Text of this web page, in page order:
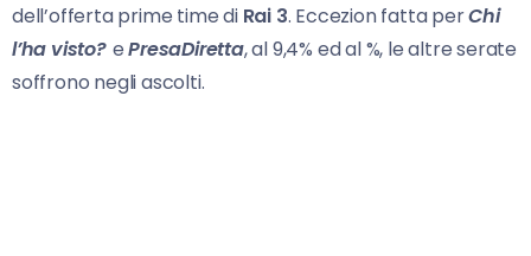
dell’offerta prime time di Rai 3. Eccezion fatta perChi
l’ha visto? ePresaDiretta, al 9,4% ed al %, le altre serate
soffrono negli ascolti.